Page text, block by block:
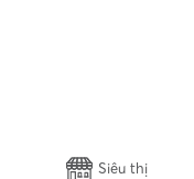
Siêu thị